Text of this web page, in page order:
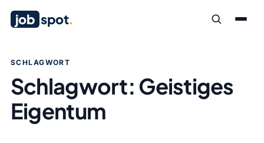
job spot.
SCHLAGWORT
Schlagwort:Geistiges
Eigentum